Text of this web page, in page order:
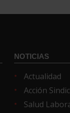
NOTICIAS
Actualidad
Acción
Salud